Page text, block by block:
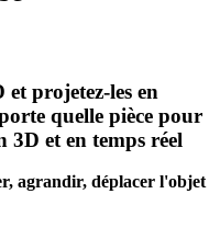
projetez-les en
quelle pièce pour
3D et en temps réel
agrandir, déplacer l'objet